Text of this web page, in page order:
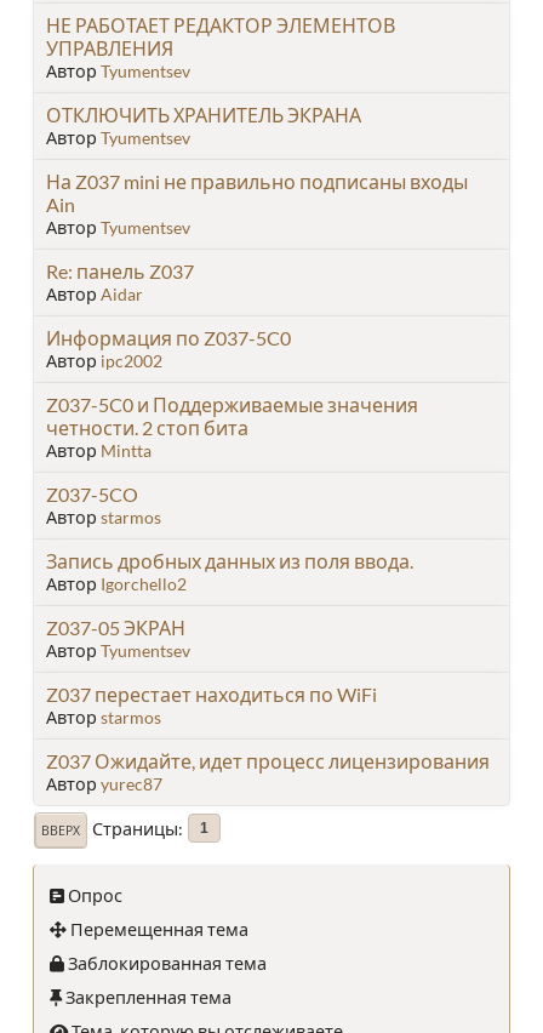
НЕ РАБОТАЕТ РЕДАКТОР ЭЛЕМЕНТОВ
УПРАВЛЕНИЯ
Автор Tyumentsev
ОТКЛЮЧИТЬ ХРАНИТЕЛЬ ЭКРАНА
Автор Tyumentsev
На Z037 mini не правильно подписаны входы
Ain
Автор Tyumentsev
Re: панель Z037
Автор Aidar
Информация по Z037-5C0
Автор ipc2002
Z037-5C0 и Поддерживаемые значения
четности. 2 стоп бита
Автор Mintta
Z037-5CO
Автор starmos
Запись дробных данных из поля ввода.
Автор Igorchello2
Z037-05 ЭКРАН
Автор Tyumentsev
Z037 перестает находиться по WiFi
Автор starmos
Z037 Ожидайте, идет процесс лицензирования
Автор yurec87
ВВЕРХ Страницы 1
Опрос
Перемещенная тема
Заблокированная тема
Закрепленная тема